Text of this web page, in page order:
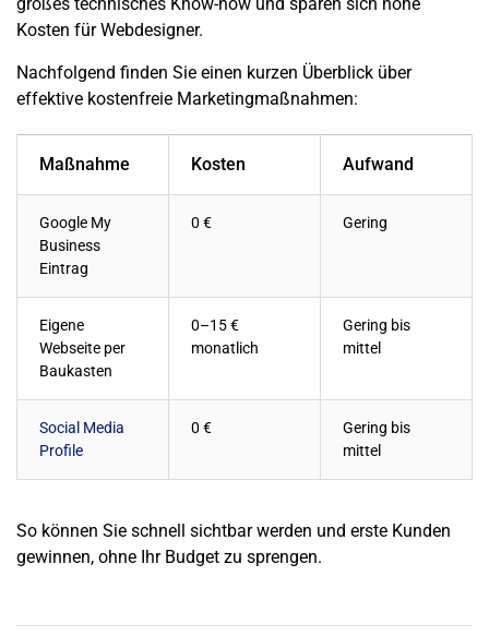
großes technisches Know-how und sparen sich hohe
Kosten für Webdesigner.
Nachfolgend finden Sie einen kurzen Überblick über
effektive kostenfreie Marketingmaßnahmen:
Maßnahme Kosten Aufwand
Google My
Business
Eintrag
0 € Gering
Eigene
Webseite per
Baukasten
0–15 €
monatlich
Gering bis
mittel
Social Media
Profile
0 €
Gering bis
mittel
So können Sie schnell sichtbar werden und erste Kunden
gewinnen, ohne Ihr Budget zu sprengen.